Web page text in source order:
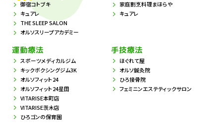
御宿コトブキ
キュアレ
THE SLEEP SALON
オルソスリープアカデミー
家庭割烹料理まほらや
キュアレ
運動療法
スポーツメディカルジム
キックボクシングジム3K
オルソフィット24
オルソフィット24星田
VITARISE本町店
VITARISE茨木店
ひろゴンの保育園
手技療法
ほぐれて屋
オルソ鍼灸院
ひろ接骨院
フェミニンエステティックサロン